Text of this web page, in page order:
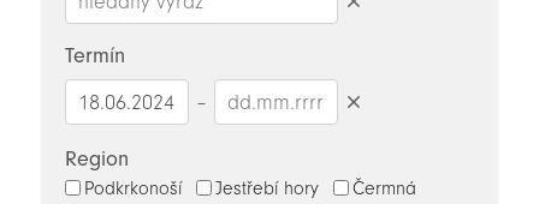
Termín
–
Region
Podkrkonoší Jestřebí hory
Čermná